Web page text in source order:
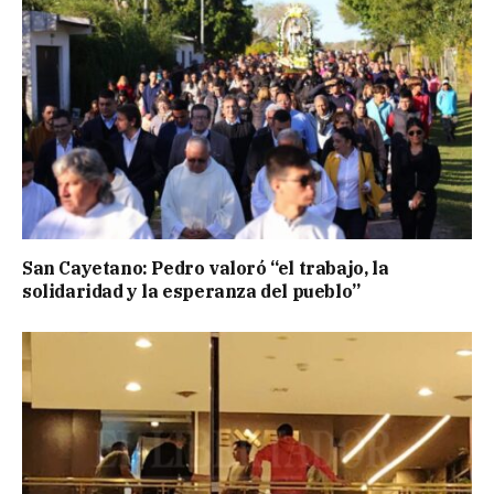
San Cayetano: Pedro valoró “el trabajo, la
solidaridad y la esperanza del pueblo”